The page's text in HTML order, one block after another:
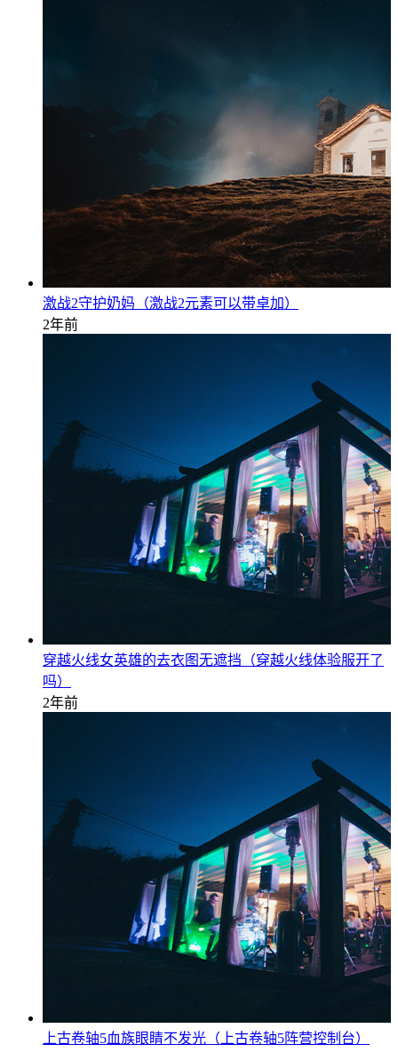
激战2守护奶妈（激战2元素可以带卓加）
2年前
穿越火线女英雄的去衣图无遮挡（穿越火线体验服开了
吗）
2年前
上古卷轴5血族眼睛不发光（上古卷轴5阵营控制台）